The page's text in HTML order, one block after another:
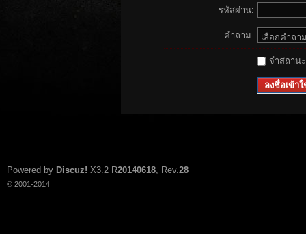
รหัสผ่าน:
คำถาม:
จำสถาน
ลงชื่อเข้าใ
Powered by Discuz! X3.2 R20140618, Rev.28
© 2001-2014